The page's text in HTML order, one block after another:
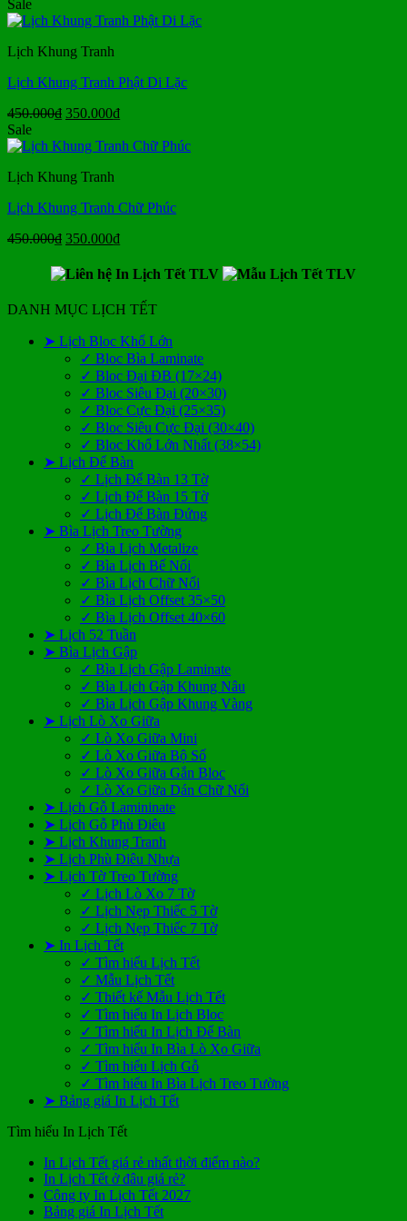
là:
tại
Sale
Lịch Khung Tranh
Lịch Khung Tranh Phật Di Lặc
450.000₫ Giá
là:
350.000₫Giá
tại
Sale
Lịch Khung Tranh
Lịch Khung Tranh Chữ Phúc
450.000₫ Giá
là:
450.000₫.
350.000₫Giá
tại
350.000₫.
DANH MỤC LỊCH TẾT
➤ Lịch Bloc Khổ Lớn
✓ Bloc Bìa Laminate
✓ Bloc Đại ĐB (17×24)
✓ Bloc Siêu Đại (20×30)
✓ Bloc Cực Đại (25×35)
✓ Bloc Siêu Cực Đại (30×40)
✓ Bloc Khổ Lớn Nhất (38×54)
➤ Lịch Để Bàn
✓ Lịch Để Bàn 13 Tờ
✓ Lịch Để Bàn 15 Tờ
✓ Lịch Để Bàn Đứng
➤ Bìa Lịch Treo Tường
✓ Bìa Lịch Metalize
✓ Bìa Lịch Bế Nổi
✓ Bìa Lịch Chữ Nổi
✓ Bìa Lịch Offset 35×50
✓ Bìa Lịch Offset 40×60
➤ Lịch 52 Tuần
➤ Bìa Lịch Gập
✓ Bìa Lịch Gập Laminate
✓ Bìa Lịch Gập Khung Nâu
✓ Bìa Lịch Gập Khung Vàng
➤ Lịch Lò Xo Giữa
✓ Lò Xo Giữa Mini
✓ Lò Xo Giữa Bộ Số
✓ Lò Xo Giữa Gắn Bloc
✓ Lò Xo Giữa Dán Chữ Nổi
➤ Lịch Gỗ Lamininate
➤ Lịch Gỗ Phù Điêu
➤ Lịch Khung Tranh
➤ Lịch Phù Điêu Nhựa
➤ Lịch Tờ Treo Tường
✓ Lịch Lò Xo 7 Tờ
✓ Lịch Nẹp Thiếc 5 Tờ
✓ Lịch Nẹp Thiếc 7 Tờ
➤ In Lịch Tết
✓ Tìm hiểu Lịch Tết
✓ Mẫu Lịch Tết
✓ Thiết kế Mẫu Lịch Tết
✓ Tìm hiểu In Lịch Bloc
✓ Tìm hiểu In Lịch Để Bàn
✓ Tìm hiểu In Bìa Lò Xo Giữa
✓ Tìm hiểu Lịch Gỗ
✓ Tìm hiểu In Bìa Lịch Treo Tường
➤ Bảng giá In Lịch Tết
Tìm hiểu In Lịch Tết
In Lịch Tết giá rẻ nhất thời điểm nào?Không
In Lịch Tết ở đâu giá rẻ?Không
có
Công ty In Lịch Tết 2027Không
Bảng giá In Lịch TếtKhông